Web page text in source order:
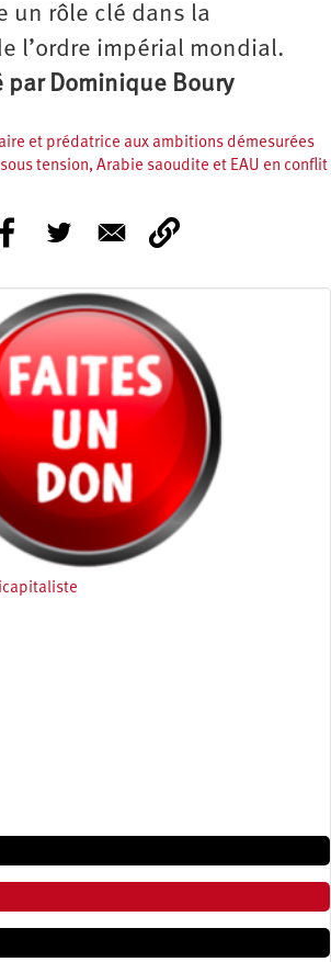
un rôle clé dans la
l’ordre impérial mondial.
par Dominique Boury
et prédatrice aux ambitions démesurées
tension, Arabie saoudite et EAU en conflit